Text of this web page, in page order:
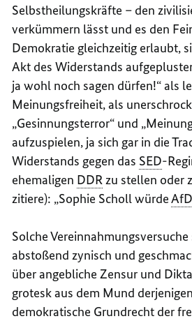
Selbstheilungskräfte – den
verkümmern lässt und es den
Demokratie gleichzeitig erlaubt,
Akt des Widerstands
ja wohl noch sagen dürfen!“ als
Meinungsfreiheit, als
„Gesinnungsterror“ und
aufzuspielen, ja sich gar in die
Widerstands gegen das SED-
ehemaligen DDRzu stellen oder
zitiere): „Sophie Scholl würdeAfD
Solche
abstoßend zynisch und
über angebliche Zensur und
grotesk aus dem Mund
demokratische Grundrecht der